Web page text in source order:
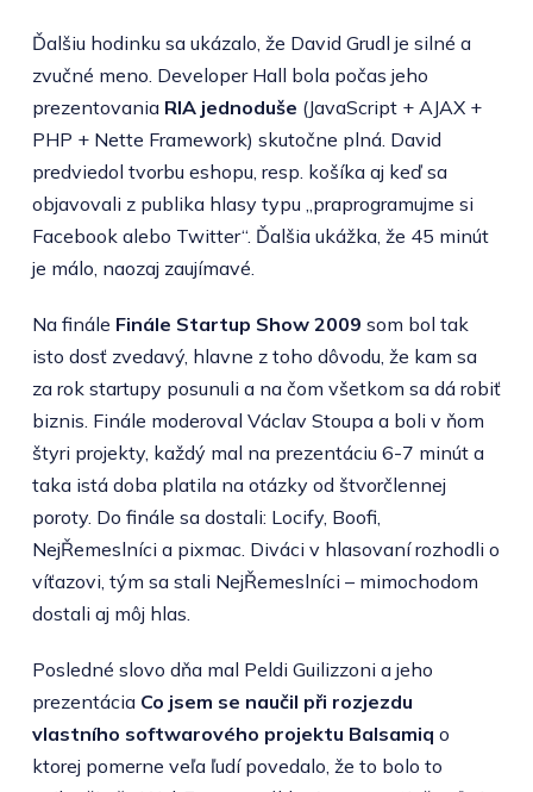
Ďalšiu hodinku sa ukázalo, že David Grudl je silné a
zvučné meno. Developer Hall bola počas jeho
prezentovania RIA jednoduše (JavaScript + AJAX +
PHP + Nette Framework) skutočne plná. David
predviedol tvorbu eshopu, resp. košíka aj keď sa
objavovali z publika hlasy typu „praprogramujme si
Facebook alebo Twitter“. Ďalšia ukážka, že 45 minút
je málo, naozaj zaujímavé.
Na finále Finále Startup Show 2009 som bol tak
isto dosť zvedavý, hlavne z toho dôvodu, že kam sa
za rok startupy posunuli a na čom všetkom sa dá robiť
biznis. Finále moderoval Václav Stoupa a boli v ňom
štyri projekty, každý mal na prezentáciu 6-7 minút a
taka istá doba platila na otázky od štvorčlennej
poroty. Do finále sa dostali: Locify, Boofi,
NejŘemeslníci a pixmac. Diváci v hlasovaní rozhodli o
víťazovi, tým sa stali NejŘemeslníci – mimochodom
dostali aj môj hlas.
Posledné slovo dňa mal Peldi Guilizzoni a jeho
prezentácia Co jsem se naučil při rozjezdu
vlastního softwarového projektu Balsamiq o
ktorej pomerne veľa ľudí povedalo, že to bolo to